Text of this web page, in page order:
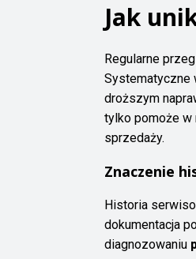
Jak
Regularne
Systematyczne
droższym
tylko pomoże w
sprzedaży.
Znaczenie
Historia
dokumentacja
diagnozowaniu